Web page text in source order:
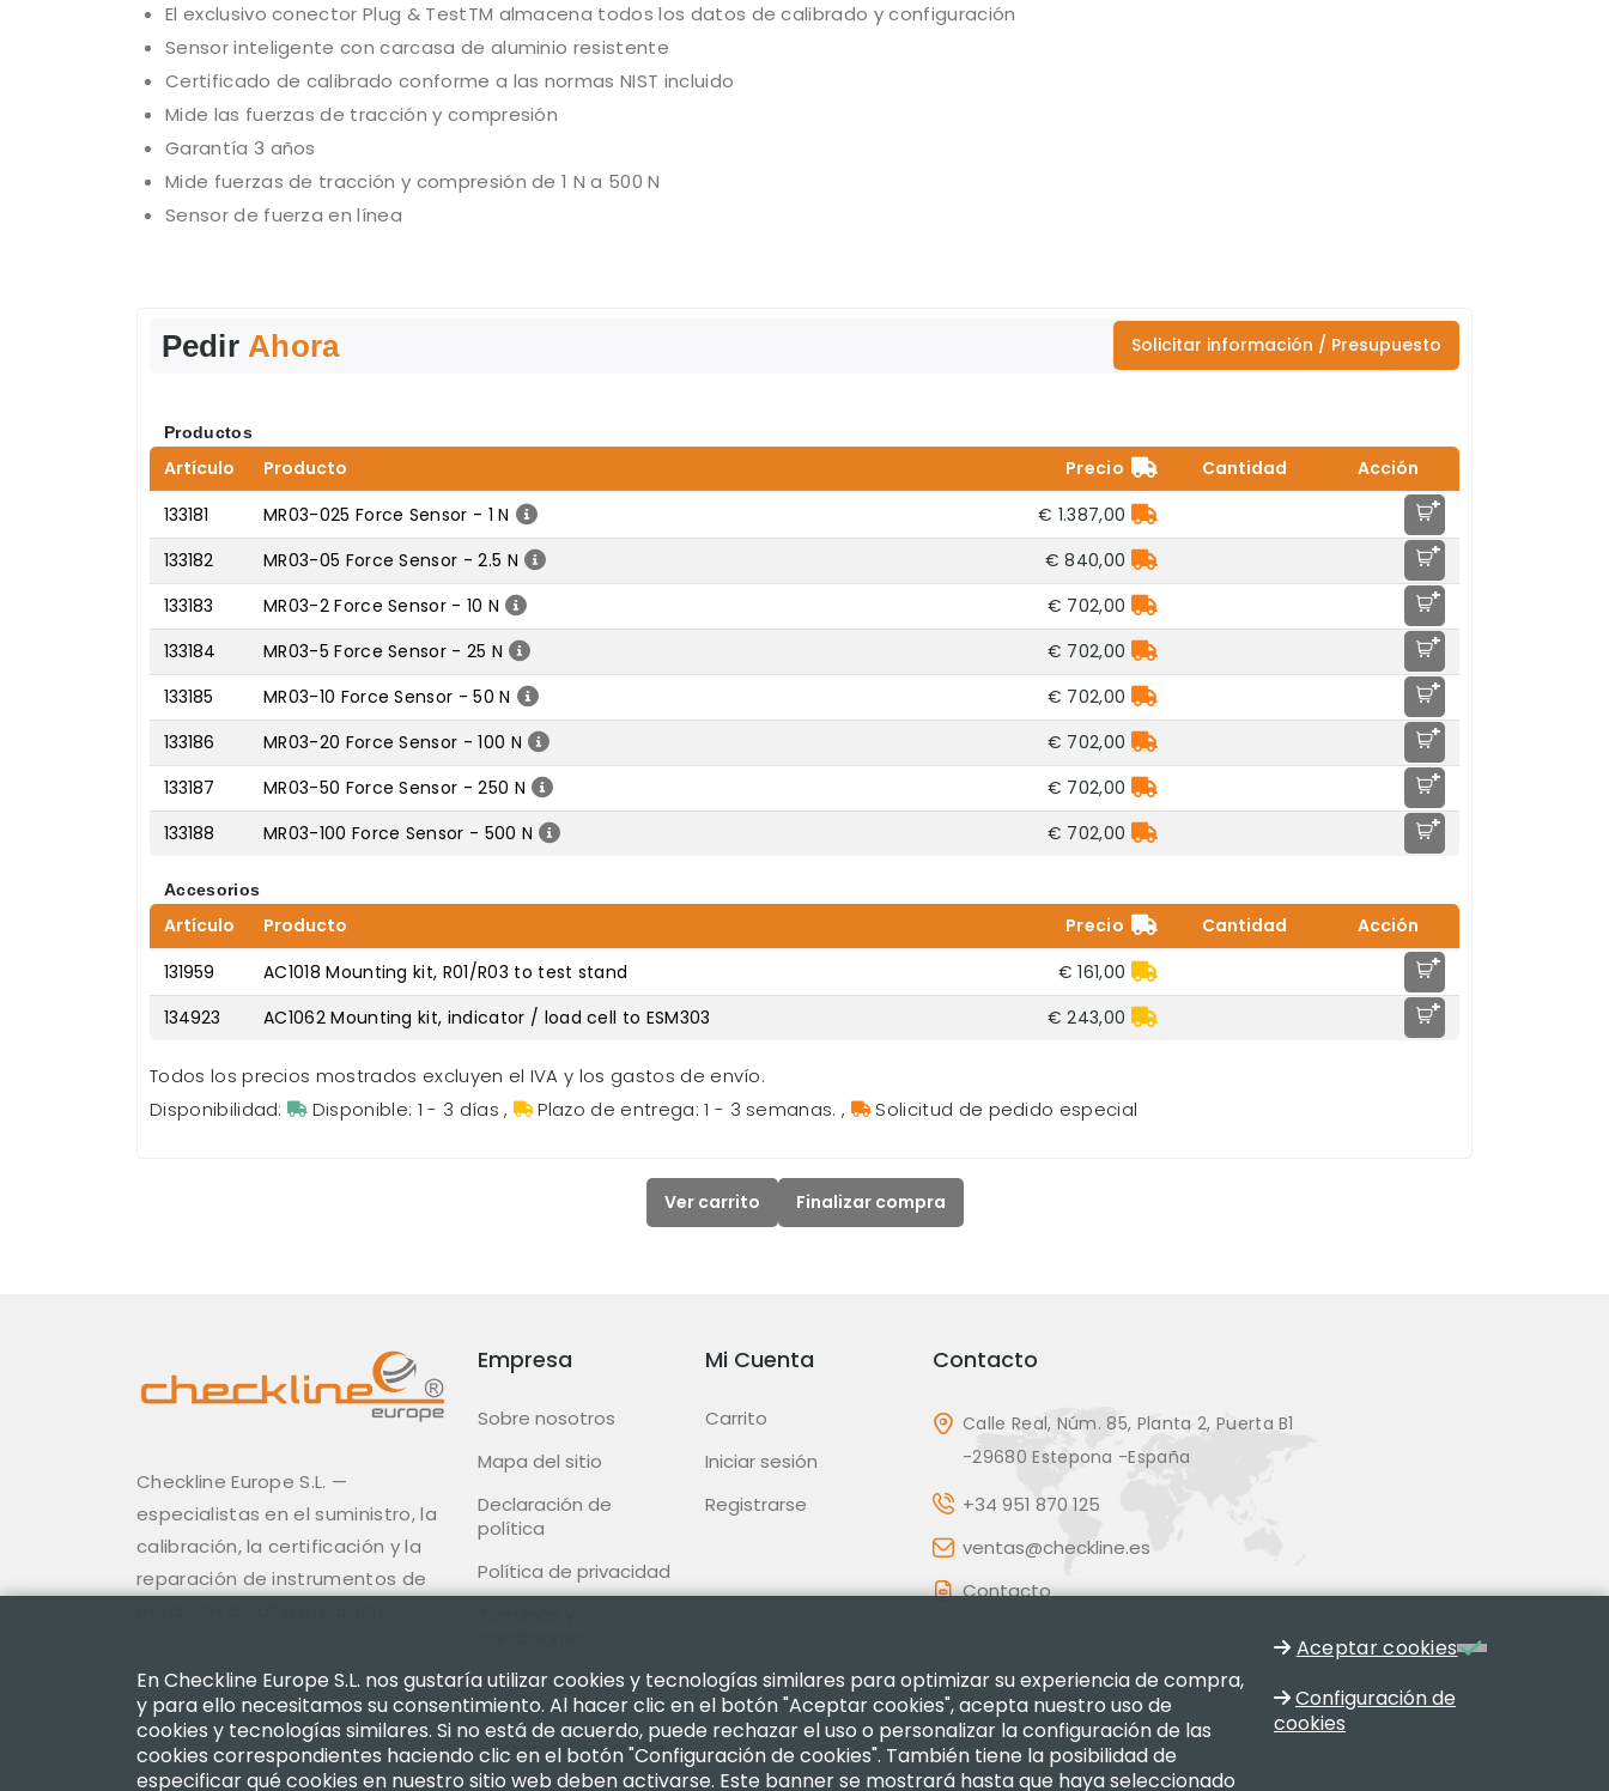
El exclusivo conector Plug & TestTM almacena todos los datos de calibrado y configuración
Sensor inteligente con carcasa de aluminio resistente
Certificado de calibrado conforme a las normas NIST incluido
Mide las fuerzas de tracción y compresión
Garantía 3 años
Mide fuerzas de tracción y compresión de 1 N a 500 N
Sensor de fuerza en línea
Pedir Ahora Solicitar información / Presupuesto
Productos
Artículo Producto Precio Cantidad
Acción
133181
MR03-025 Force Sensor - 1 N € 1.387,00 +
133182 MR03-05 Force Sensor - 2.5 N € 840,00 +
133183 MR03-2 Force Sensor - 10 N € 702,00 +
133184 MR03-5 Force Sensor - 25 N € 702,00 +
133185 MR03-10 Force Sensor - 50 N € 702,00 +
133186 MR03-20 Force Sensor - 100 N € 702,00 +
133187 MR03-50 Force Sensor - 250 N € 702,00 +
133188 MR03-100 Force Sensor - 500 N € 702,00 +
Accesorios
Artículo Producto Precio Cantidad
Acción
131959
AC1018 Mounting kit, R01/R03 to test stand € 161,00 +
134923 AC1062 Mounting kit, indicator / load cell to ESM303 € 243,00 +
Todos los precios mostrados excluyen el IVA y los gastos de envío.
Disponibilidad:
Disponible: 1 - 3 días , Plazo de entrega: 1 - 3 semanas. , Solicitud de pedido especial
Ver carrito Finalizar compra
Checkline Europe S.L. —
especialistas en el suministro, la
calibración, la certificación y la
reparación de instrumentos de
Empresa
Sobre nosotros
Mapa del sitio
Declaración de
política
Política de privacidad
Política de
Devoluciones
Código de conducta
Mi Cuenta
Carrito
Iniciar sesión
Registrarse
Contacto
Calle Real, Núm. 85, Planta 2, Puerta B1
-29680 Estepona -España
+34 951 870 125
ventas@checkline.es
Contacto
En Checkline Europe S.L. nos gustaría utilizar cookies y tecnologías similares para optimizar su experiencia de compra,
y para ello necesitamos su consentimiento. Al hacer clic en el botón "Aceptar cookies", acepta nuestro uso de
cookies y tecnologías similares. Si no está de acuerdo, puede rechazar el uso o personalizar la configuración de las
cookies correspondientes haciendo clic en el botón "Configuración de cookies". También tiene la posibilidad de
especificar qué cookies en nuestro sitio web deben activarse. Este banner se mostrará hasta que haya seleccionado
Aceptar cookies
Configuración de
cookies